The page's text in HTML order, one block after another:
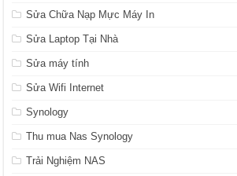
Sửa Chữa Nạp Mực Máy In
Sửa Laptop Tại Nhà
Sửa máy tính
Sửa Wifi Internet
Synology
Thu mua Nas Synology
Trải Nghiệm NAS